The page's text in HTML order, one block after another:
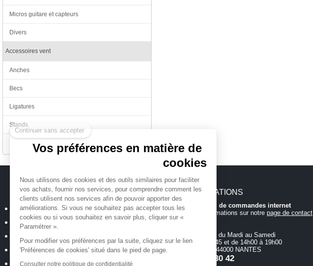
Continuer sans accepter
Vos préférences en matière de
cookies
Nous utilisons des cookies et des outils similaires pour faciliter
vos achats, fournir nos services, pour comprendre comment les
clients utilisent nos services afin de pouvoir apporter des
améliorations. Si vous ne souhaitez pas accepter tous les
cookies ou si vous souhaitez en savoir plus, cliquer sur «
Paramétrer ».
Pour modifier vos préférences par la suite, cliquez sur le lien
'Préférences de cookies' situé dans le pied de page.
Consulter notre politique de confidentialité
Micros guitare et capteurs
Divers
Accessoires vent
Anches
Becs
Ligatures
Stands
MICHENAUD.COM
Qui sommes nous ?
Plan du site
Conditions générales de vente
Politique de confidentialité
INFORMATIONS
Hotline et suivi de commandes internet
Toutes les informations sur notre page de contact
ouvert du Mardi au Samedi
de 10h00 à 12h45 et de 14h00 à 19h00
18 allée Baco - 44000 NANTES
02 40 35 30 42